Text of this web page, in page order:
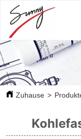
Zuhause >